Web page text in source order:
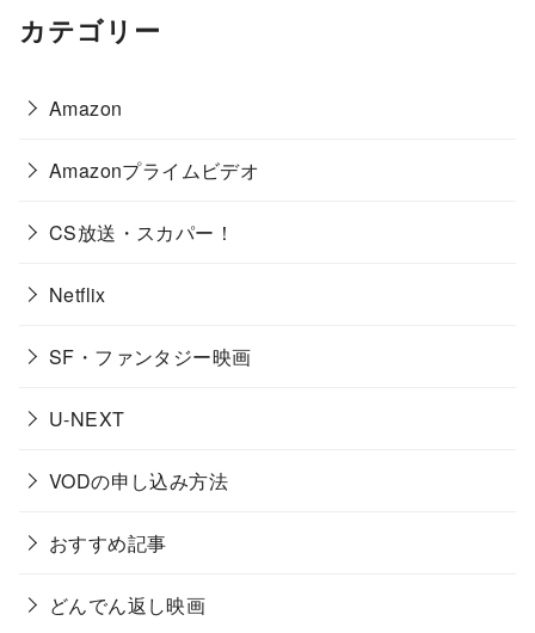
カテゴリー
Amazon
Amazonプライムビデオ
CS放送・スカパー！
Netflix
SF・ファンタジー映画
U-NEXT
VODの申し込み方法
おすすめ記事
どんでん返し映画